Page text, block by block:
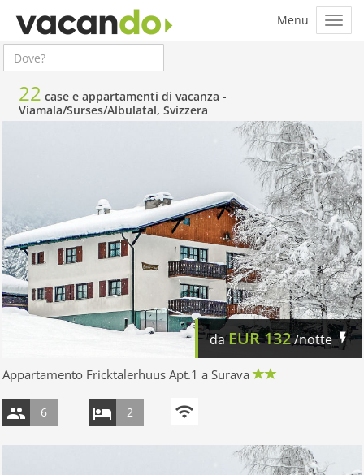
22 case e appartamenti di vacanza -
Viamala/Surses/Albulatal, Svizzera
daEUR132/notte
Appartamento Fricktalerhuus Apt.1 a Surava
6 2